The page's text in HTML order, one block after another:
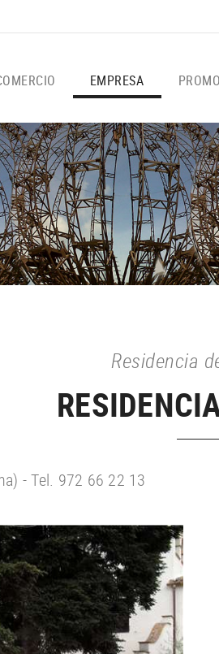
EMPRESA
Residencia
- Tel. 972 66 22 13